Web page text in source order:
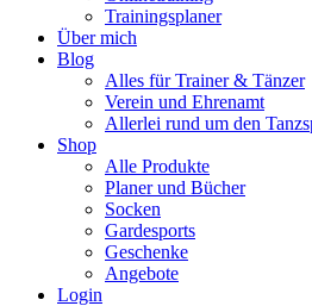
Trainingsplaner
Über mich
Blog
Alles für Trainer & Tänzer
Verein und Ehrenamt
Allerlei rund um den
Shop
Alle Produkte
Planer und Bücher
Socken
Gardesports
Geschenke
Angebote
Login